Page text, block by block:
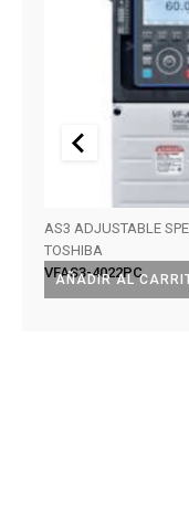
AÑADIR AL
AS3 ADJUSTABLE
TOSHIBA
VFAS3-4022PC